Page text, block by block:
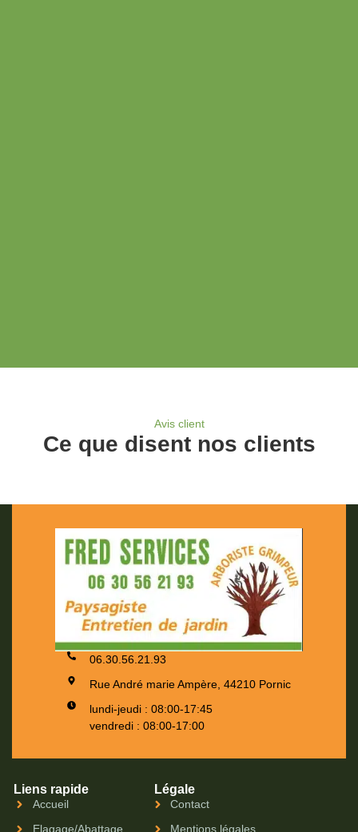
Avis client
Ce que disent nos clients
06.30.56.21.93
Rue André marie Ampère, 44210 Pornic
lundi-jeudi : 08:00-17:45
vendredi : 08:00-17:00
Liens rapide
Accueil
Elagage/Abattage
Légale
Contact
Mentions légales